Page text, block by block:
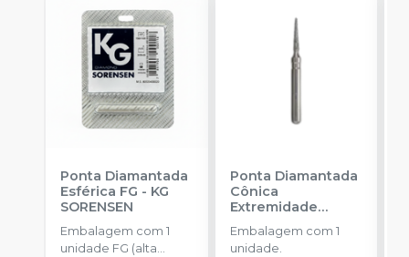
Ponta Diamantada
Esférica FG - KG
SORENSEN
Embalagem com 1
unidade FG (alta
Ponta Diamantada
Cônica
Extremidade
Arredondada FG
KG SORENSEN
Embalagem com 1
unidade.